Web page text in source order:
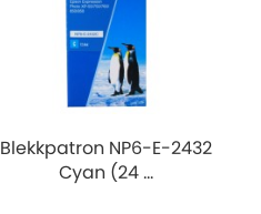
Blekkpatron NP6-E-2432
Cyan (24 ...